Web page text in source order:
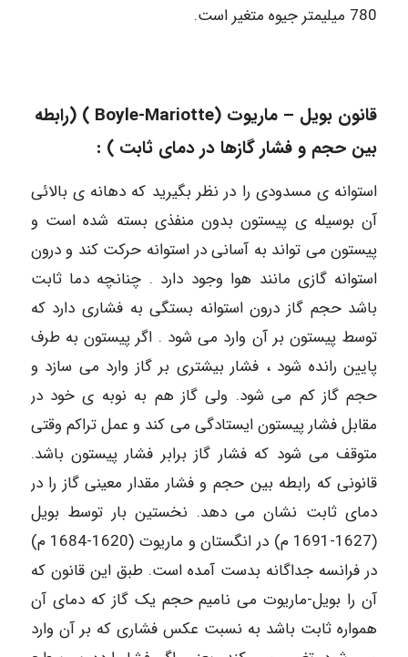
780 میلیمتر جیوه متغیر است.
قانون بویل – ماریوت (Boyle-Mariotte ) (رابطه
بین حجم و فشار گازها در دمای ثابت ) :
استوانه ی مسدودی را در نظر بگیرید که دهانه ی بالائی
آن بوسیله ی پیستون بدون منفذی بسته شده است و
پیستون می تواند به آسانی در استوانه حرکت کند و درون
استوانه گازی مانند هوا وجود دارد . چنانچه دما ثابت
باشد حجم گاز درون استوانه بستگی به فشاری دارد که
توسط پیستون بر آن وارد می شود . اگر پیستون به طرف
پایین رانده شود ، فشار بیشتری بر گاز وارد می سازد و
حجم گاز کم می شود. ولی گاز هم به نوبه ی خود در
مقابل فشار پیستون ایستادگی می کند و عمل تراکم وقتی
متوقف می شود که فشار گاز برابر فشار پیستون باشد.
قانونی که رابطه بین حجم و فشار مقدار معینی گاز را در
دمای ثابت نشان می دهد. نخستین بار توسط بویل
(1627-1691 م) در انگستان و ماریوت (1620-1684 م)
در فرانسه جداگانه بدست آمده است. طبق این قانون که
آن را بویل-ماریوت می نامیم حجم یک گاز که دمای آن
همواره ثابت باشد به نسبت عکس فشاری که بر آن وارد